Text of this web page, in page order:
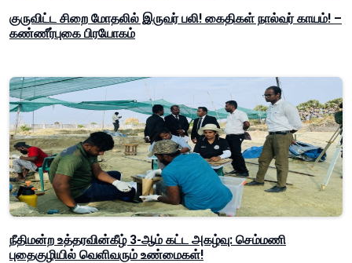
குருவிட்ட சிறை மோதலில் இருவர் பலி! கைதிகள் நால்வர் காயம்! –
கண்ணீர்புகை பிரயோகம்
நீதிமன்ற உத்தரவின்கீழ் 3-ஆம் கட்ட அகழ்வு: செம்மணி
புதைகுழியில் வெளிவரும் உண்மைகள்!